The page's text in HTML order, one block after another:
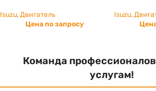
Isuzu,Двигатель
Цена по запросу
Isuzu,
Команда
услугам!